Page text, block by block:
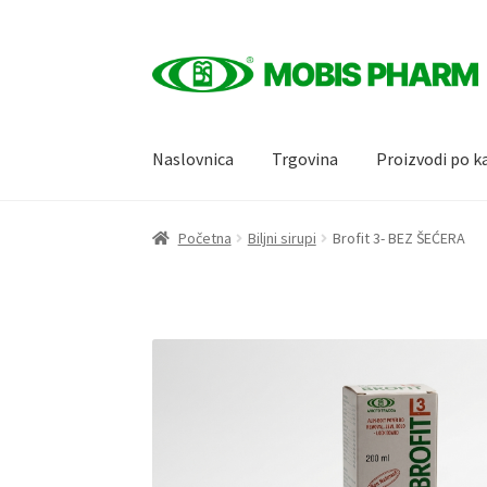
Skip
to
Skip
to
Naslovnica Trgovina Proizvodi po
Početna Biljni sirupi Brofit 3- BEZ ŠEĆERA